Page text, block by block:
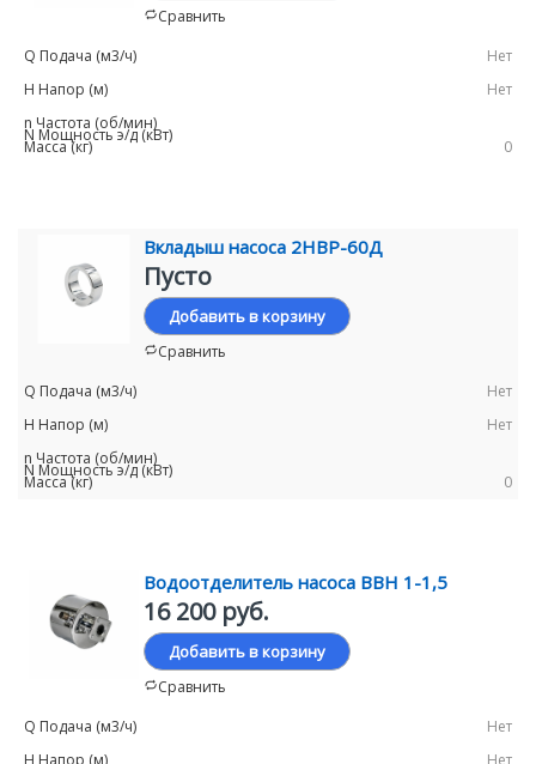
Сравнить
Нет
Нет
0
Вкладыш насоса 2НВР-60Д
Пусто
Добавить в корзину
Сравнить
Нет
Нет
0
Водоотделитель насоса ВВН 1-1,5
16 200 руб.
Добавить в корзину
Сравнить
Нет
Нет